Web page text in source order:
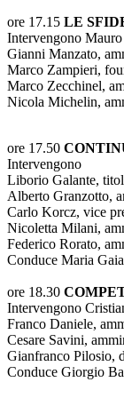
ore 17.15 LE
Intervengono
Gianni Manzato,
Marco Zampieri,
Marco Zecchinel,
Nicola Michelin,
ore 17.50
Intervengono
Liborio Galante,
Alberto Granzotto,
Carlo Korcz, vice
Nicoletta Milani,
Federico Rorato,
Conduce Maria
ore 18.30
Intervengono
Franco Daniele,
Cesare Savini,
Gianfranco Pilosio,
Conduce Giorgio